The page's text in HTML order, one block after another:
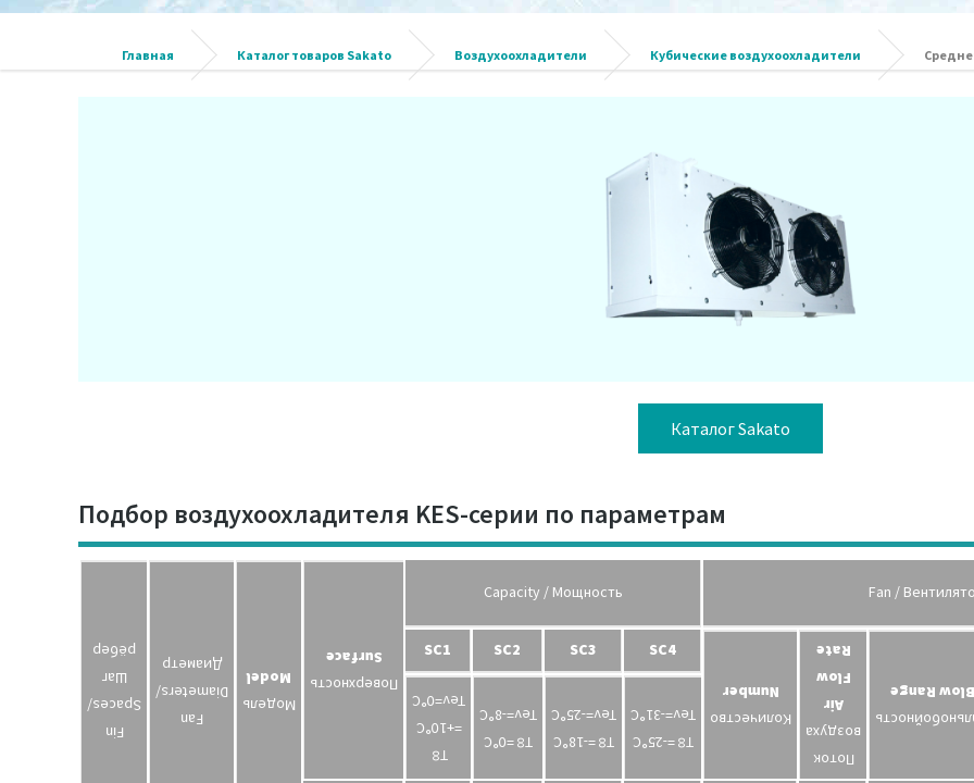
Главная Каталог товаров Sakato Воздухоохладители Кубические воздухоохладители
Каталог Sakato
Подбор воздухоохладителя KES-серии по параметрам
Fin
Spaces/
Шаг
рёбер
Fan
Diameters/
Диаметр
Модель
Model Поверхность
Surface
Capacity / Мощность Fan /
SC1 SC2 SC3 SC4
Количество
Number
Поток
воздуха
Air
Flow
Rate
Blow Range
T
∞
=+10°С
Tev=0°С
T
∞
=0°С
Tev=-8°С
T
∞
=-18°С
Tev=-25°С
T
∞
=-25°С
Tev=-31°С